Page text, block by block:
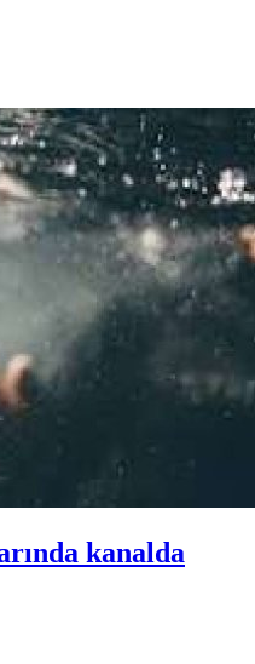
kanalda